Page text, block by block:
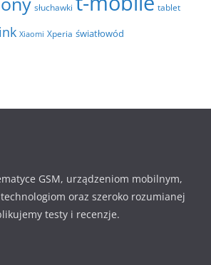
słuchawki tablet
Xiaomi Xperia światłowód
GSM, urządzeniom mobilnym,
oraz szeroko rozumianej
testy i recenzje.